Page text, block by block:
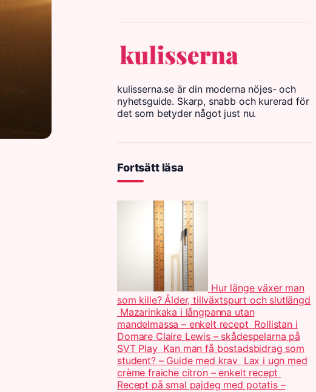
kulisserna.se är din moderna nöjes- och
nyhetsguide. Skarp, snabb och kurerad för
det som betyder något just nu.
Fortsätt läsa
Hur länge växer man
som kille? Ålder, tillväxtspurt och slutlängd
Mazarinkaka i långpanna utan
mandelmassa – enkelt recept Rollistan i
Domare Claire Lewis – skådespelarna på
SVT Play Kan man få bostadsbidrag som
student? – Guide med krav Lax i ugn med
crème fraiche citron – enkelt recept
Recept på smal pajdeg med potatis –